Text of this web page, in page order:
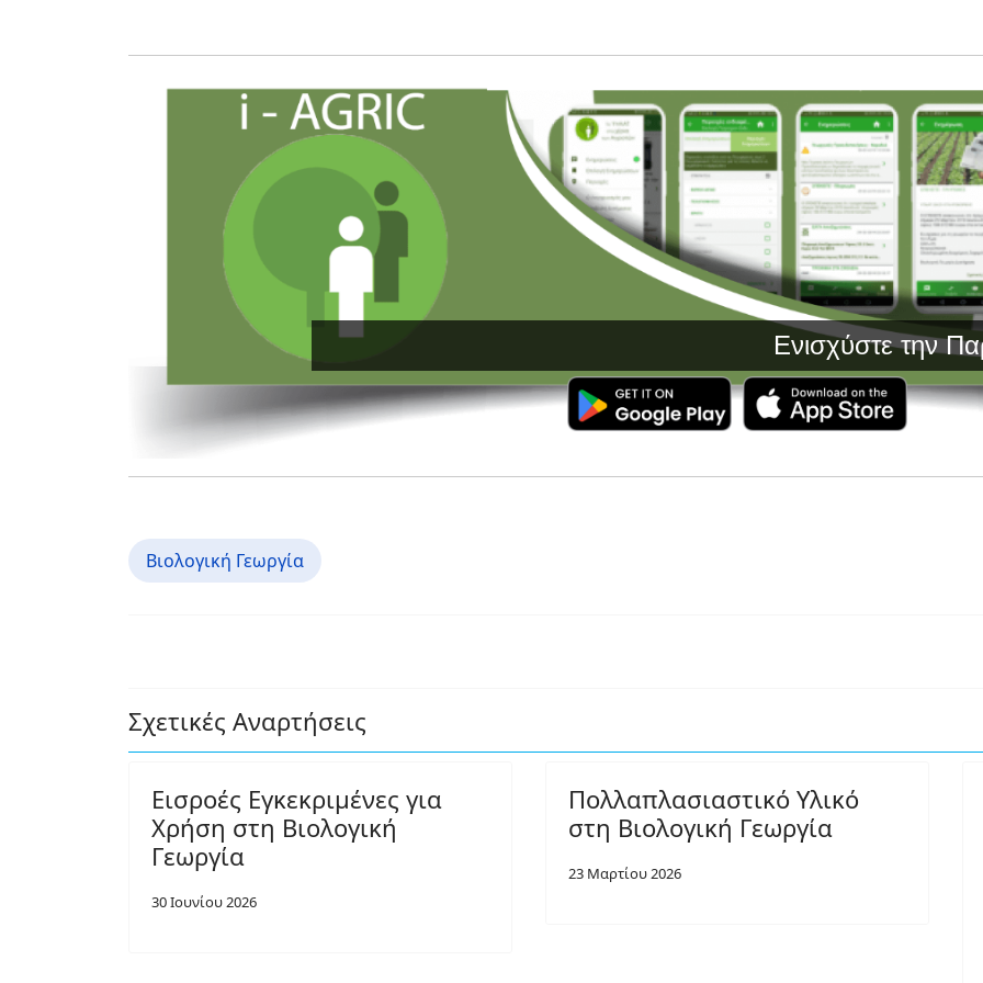
Ενισχύστε την
Βιολογική Γεωργία
Σχετικές Αναρτήσεις
Εισροές Εγκεκριμένες για
Χρήση στη Βιολογική
Γεωργία
30 Ιουνίου 2026
Πολλαπλασιαστικό Υλικό
στη Βιολογική Γεωργία
23 Μαρτίου 2026